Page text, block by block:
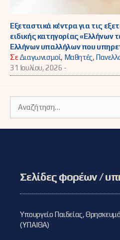
Εξεταστικά κέντρα για τις
ειδικής κατηγορίας «Ελλήνων
Ελλήνων υπαλλήλων που
ΣεΔιαγωνισμοί, Μαθητές,
31 Ιουλίου, 2026 -
για:
Σελίδες φορέων /
Υπουργείο Παιδείας,
(ΥΠΑΙΘΑ)